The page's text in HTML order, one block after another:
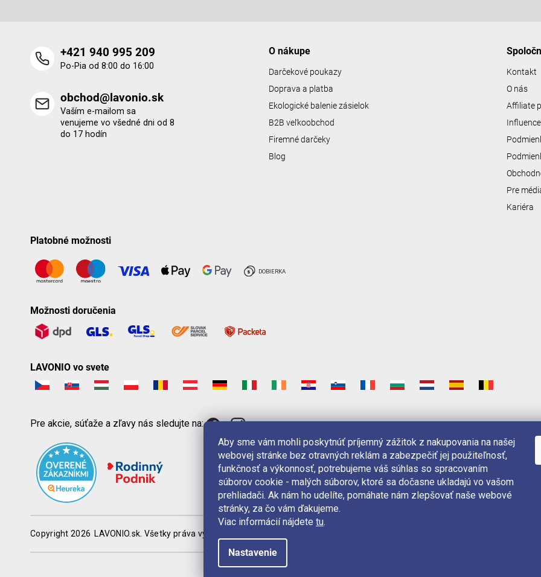
Aby sme vám mohli poskytnúť príjemný zážitok z nakupovania na našej
webovej stránke bez otravných reklám a zabezpečiť jej použiteľnosť,
funkčnosť a výkonnosť, potrebujeme váš súhlas so spracovaním
súborov cookie - malých súborov, ktoré sa dočasne ukladajú vo vašom
prehliadači. Ak nám ho udelíte, pomáhate nám zlepšovať naše webové
stránky, za čo vám ďakujeme.
Viac informácií nájdete tu.
Nastavenie
+421 940 995 209
Po-Pia od 8:00 do 16:00
obchod@lavonio.sk
Vaším e-mailom sa
venujeme vo všedné dni od 8
do 17 hodín
O nákupe
Darčekové poukazy
Doprava a platba
Ekologické balenie zásielok
B2B veľkoobchod
Firemné darčeky
Blog
Kontakt
O nás
Affiliate
Pre
Kariéra
Platobné možnosti
Možnosti doručenia
LAVONIO vo svete
Pre akcie, súťaže a zľavy nás sledujte na:
Copyright 2026 LAVONIO.sk . Všetky práva vyhradené.